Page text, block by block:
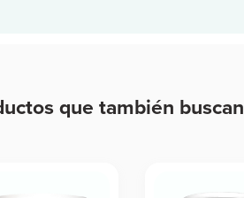
que también buscan